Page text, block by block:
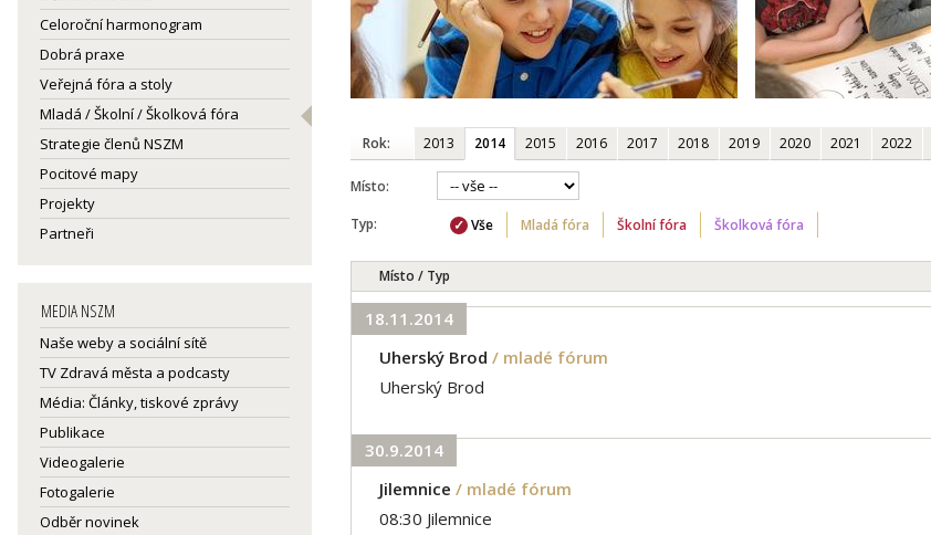
Celoroční harmonogram
Dobrá praxe
Veřejná fóra a stoly
Mladá / Školní / Školková fóra
Strategie členů NSZM
Pocitové mapy
Projekty
Partneři
MEDIA NSZM
Naše weby a sociální sítě
TV Zdravá města a podcasty
Média: Články, tiskové zprávy
Publikace
Videogalerie
Fotogalerie
Odběr novinek
Rok: 2013 2014 2015 2016 2017 2018 2019 2020 2021 2022
Místo:
Typ:
Vše Mladá fóra Školní fóra Školková fóra
Místo / Typ
18.11.2014
Uherský Brod / mladé fórum
Uherský Brod
30.9.2014
Jilemnice / mladé fórum
08:30 Jilemnice